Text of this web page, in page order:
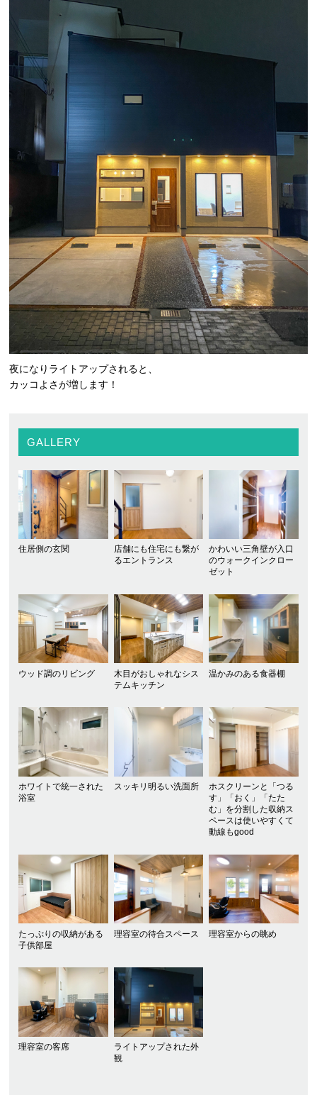
夜になりライトアップされると、
カッコよさが増します！
GALLERY
住居側の玄関
店舗にも住宅にも繋が
るエントランス
かわいい三角壁が入口
のウォークインクロー
ゼット
ウッド調のリビング
木目がおしゃれなシス
テムキッチン
温かみのある食器棚
ホワイトで統一された
浴室
スッキリ明るい洗面所
ホスクリーンと「つる
す」「おく」「たた
む」を分割した収納ス
ペースは使いやすくて
動線もgood
たっぷりの収納がある
子供部屋
理容室の待合スペース 理容室からの眺め
理容室の客席
ライトアップされた外
観